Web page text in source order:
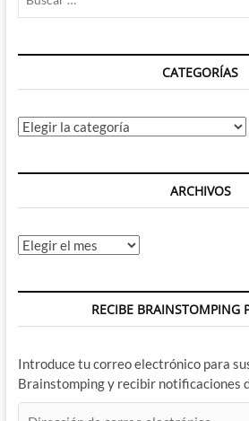
CATEGORÍAS
Categorías
ARCHIVOS
Archivos
RECIBE BRAINSTOMPING
Introduce tu correo electrónico para
Brainstomping y recibir notificaciones